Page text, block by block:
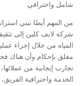
شامل واحترافي.
من المهم أيضًا تبني
شركة لايف كلين إلى
المياه من خلال إجراء
مغلق بإحكام وأن هناك
تجارب إيجابية من
الخدمة واحترافية